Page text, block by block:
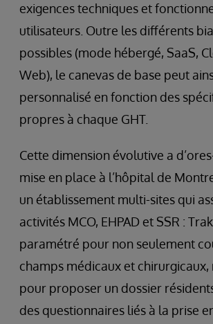
exigences techniques et
utilisateurs. Outre les différents
possibles (mode hébergé, SaaS,
Web), le canevas de base peut
personnalisé en fonction des
propres à chaque GHT.
Cette dimension évolutive a
mise en place à l’hôpital de
un établissement multi-sites qui
activités MCO, EHPAD et SSR :
paramétré pour non seulement
champs médicaux et chirurgicaux,
pour proposer un dossier
des questionnaires liés à la prise